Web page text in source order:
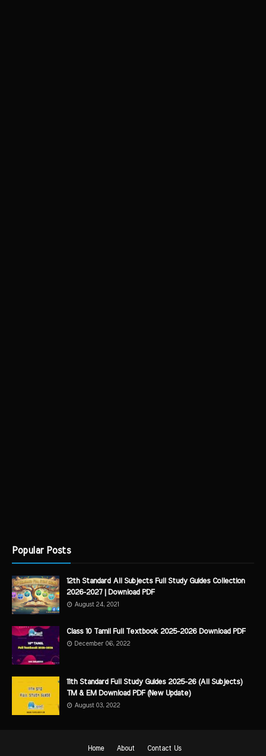
Popular Posts
12th Standard All Subjects Full Study Guides Collection
2026-2027 | Download PDF
August 24, 2021
Class 10 Tamil Full Textbook 2025-2026 Download PDF
December 06, 2022
11th Standard Full Study Guides 2025-26 (All Subjects)
TM & EM Download PDF (New Update)
August 03, 2022
Home About Contact Us